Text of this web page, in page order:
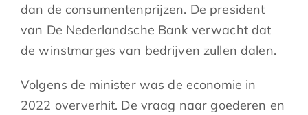
dan de consumentenprijzen. De president
van De Nederlandsche Bank verwacht dat
de winstmarges van bedrijven zullen dalen.
Volgens de minister was de economie in
2022 oververhit. De vraag naar goederen en